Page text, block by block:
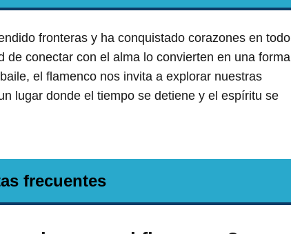
fronteras y ha conquistado corazones en todo
conectar con el alma lo convierten en una forma
el flamenco nos invita a explorar nuestras
lugar donde el tiempo se detiene y el espíritu se
frecuentes